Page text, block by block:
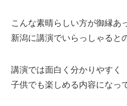
こんな素晴らしい方が御縁あ
新潟に講演でいらっしゃると
講演では面白く分かりやすく
子供でも楽しめる内容になっ